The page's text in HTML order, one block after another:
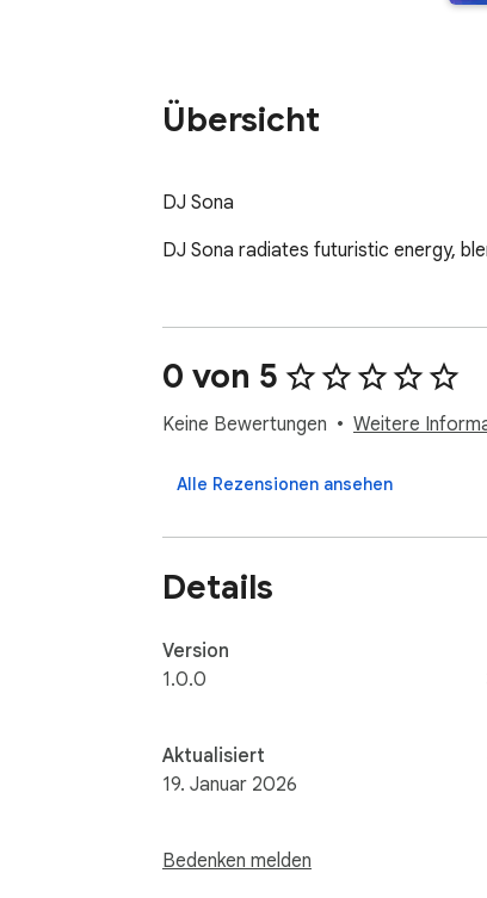
Übersicht
DJ Sona
DJ Sona radiates futuristic energy,
0 von 5
Keine Bewertungen Weitere
Alle Rezensionen ansehen
Details
Version
1.0.0
Aktualisiert
19. Januar 2026
Bedenken melden